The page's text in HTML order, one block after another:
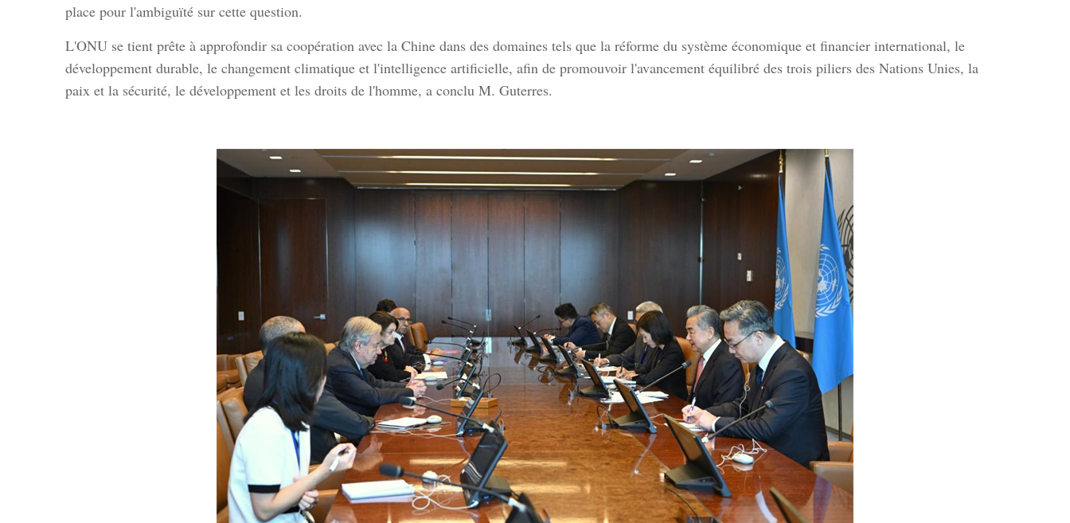
place pour l'ambiguïté sur cette question.
L'ONU se tient prête à approfondir sa coopération avec la Chine dans des domaines tels que la réforme du système économique et financier international, le
développement durable, le changement climatique et l'intelligence artificielle, afin de promouvoir l'avancement équilibré des trois piliers des Nations Unies, la
paix et la sécurité, le développement et les droits de l'homme, a conclu M. Guterres.